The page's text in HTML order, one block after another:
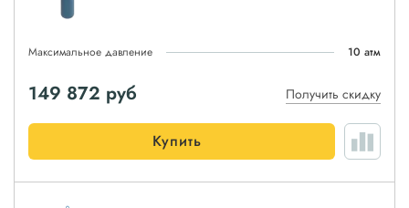
Максимальное давление 10 атм
149 872 руб Получить скидку
Купить